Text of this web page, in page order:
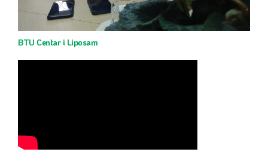
BTU Centar i Liposam